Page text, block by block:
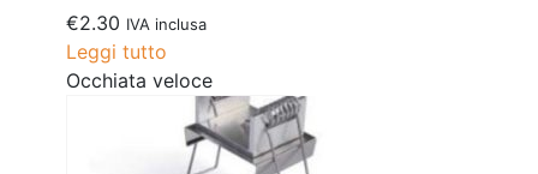
€2.30 IVA inclusa
Leggi tutto
Occhiata veloce